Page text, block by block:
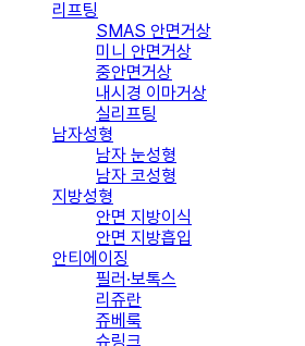
리프팅
SMAS 안면거상
미니 안면거상
중안면거상
내시경 이마거상
실리프팅
남자성형
남자 눈성형
남자 코성형
지방성형
안면 지방이식
안면 지방흡입
안티에이징
필러·보톡스
리쥬란
쥬베룩
슈링크